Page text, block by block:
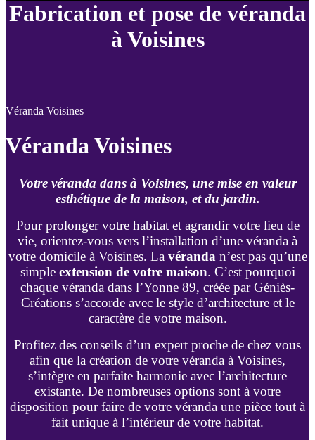
Fabrication et pose de véranda
à Voisines
Véranda Voisines
Véranda Voisines
Votre véranda dans à Voisines, une mise en valeur
esthétique de la maison, et du jardin.
Pour prolonger votre habitat et agrandir votre lieu de
vie, orientez-vous vers l’installation d’une véranda à
votre domicile à Voisines. La véranda n’est pas qu’une
simple extension de votre maison. C’est pourquoi
chaque véranda dans l’Yonne 89, créée par Géniès-
Créations s’accorde avec le style d’architecture et le
caractère de votre maison.
Profitez des conseils d’un expert proche de chez vous
afin que la création de votre véranda à Voisines,
s’intègre en parfaite harmonie avec l’architecture
existante. De nombreuses options sont à votre
disposition pour faire de votre véranda une pièce tout à
fait unique à l’intérieur de votre habitat.